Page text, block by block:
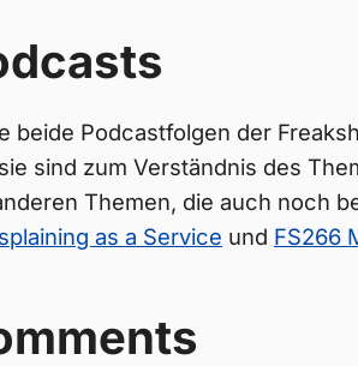
beide Podcastfolgen der
sind zum Verständnis des
Themen, die auch noch
as a Service und FS266